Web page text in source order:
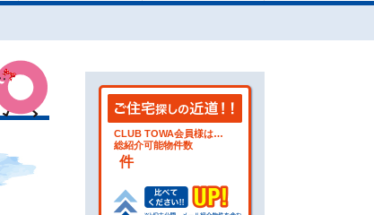
CLUB TOWA会員様は…
総紹介可能物件数
件